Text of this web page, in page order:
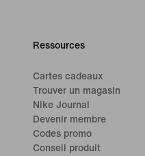
Ressources
Cartes cadeaux
Trouver un magasin
Nike Journal
Devenir membre
Codes promo
Conseil produit